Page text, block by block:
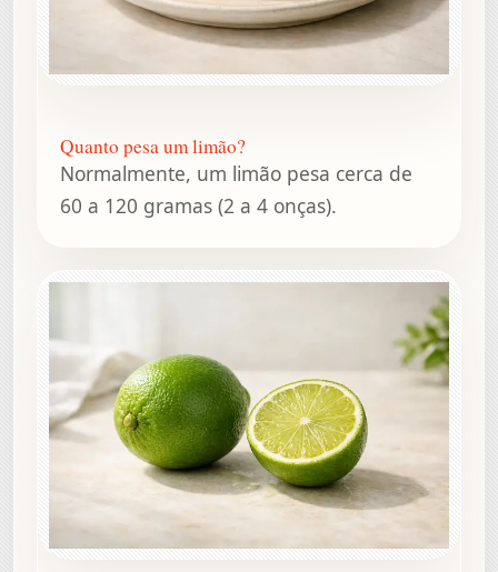
Quanto pesa um limão?
Normalmente, um limão pesa cerca de
60 a 120 gramas (2 a 4 onças).